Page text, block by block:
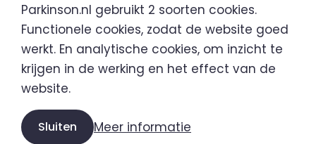
Parkinson.nl is een initiatief van
Parkinson.nl gebruikt 2 soorten cookies.
Functionele cookies, zodat de website goed
werkt. En analytische cookies, om inzicht te
krijgen in de werking en het effect van de
website.
Sluiten Meer informatie